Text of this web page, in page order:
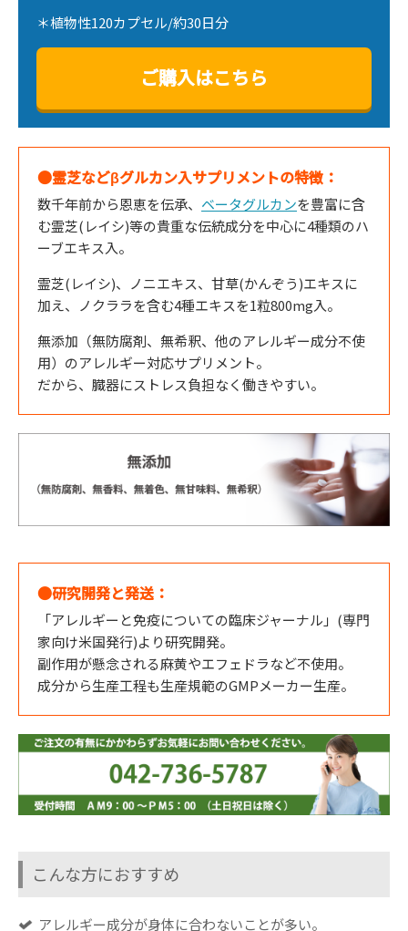
＊植物性120カプセル/約30日分
ご購入はこちら
●霊芝などβグルカン入サプリメントの特徴：
数千年前から恩恵を伝承、 ベータグルカンを豊富に含
む霊芝(レイシ)等の貴重な伝統成分を中心に4種類のハ
ーブエキス入。
霊芝(レイシ)、ノニエキス、甘草(かんぞう)エキスに
加え、ノクララを含む4種エキスを1粒800mg入。
無添加（無防腐剤、無希釈、他のアレルギー成分不使
用）のアレルギー対応サプリメント。
だから、臓器にストレス負担なく働きやすい。
●研究開発と発送：
「アレルギーと免疫についての臨床ジャーナル」(専門
家向け米国発行)より研究開発。
副作用が懸念される麻黄やエフェドラなど不使用。
成分から生産工程も生産規範のGMPメーカー生産。
こんな方におすすめ
アレルギー成分が身体に合わないことが多い。